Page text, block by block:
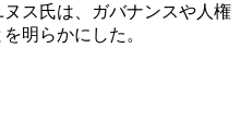
ス氏は、ガバナンスや人権
明らかにした。